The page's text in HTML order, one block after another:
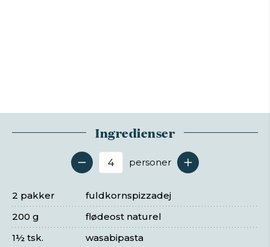
Ingredienser
Antal serveringer
personer
fuldkornspizzadej
2 pakker
flødeost naturel
200 g
wasabipasta
1½ tsk.